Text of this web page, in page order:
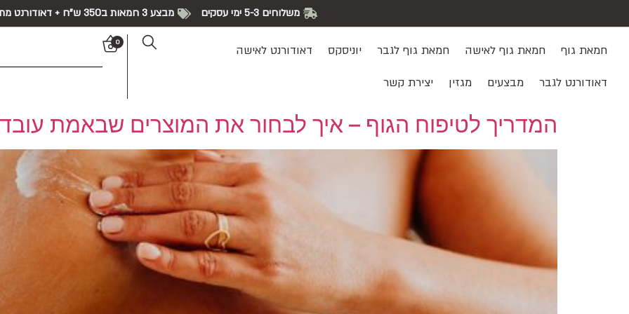
משלוחים 5-3 ימי עסקים מבצע 3 חמאות ב350 ש"ח + דאודורנט מתנה!
חמאת גוף חמאת גוף לאישה חמאת גוף לגבר יוניסקס דאודורנט לאישה
דאודורנט לגבר מבצעים מגזין יצירת קשר
0
המדריך לטיפוח הגוף – איך לבחור את המוצרים שבאמת